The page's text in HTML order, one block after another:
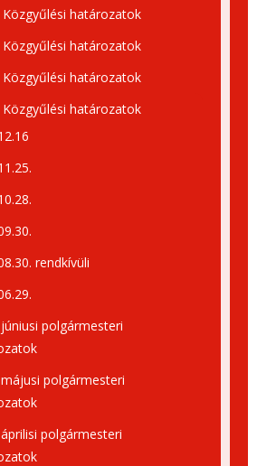
Közgyűlési határozatok
Közgyűlési határozatok
Közgyűlési határozatok
Közgyűlési határozatok
rendkívüli
polgármesteri
polgármesteri
polgármesteri